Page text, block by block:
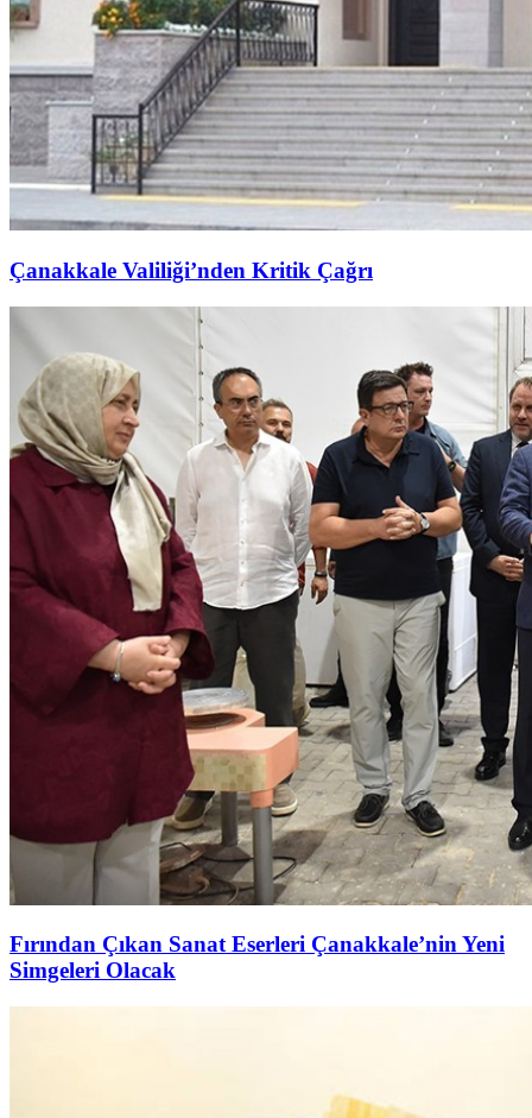
Çanakkale Valiliği’nden Kritik Çağrı
Fırından Çıkan Sanat Eserleri Çanakkale’nin Yeni
Simgeleri Olacak